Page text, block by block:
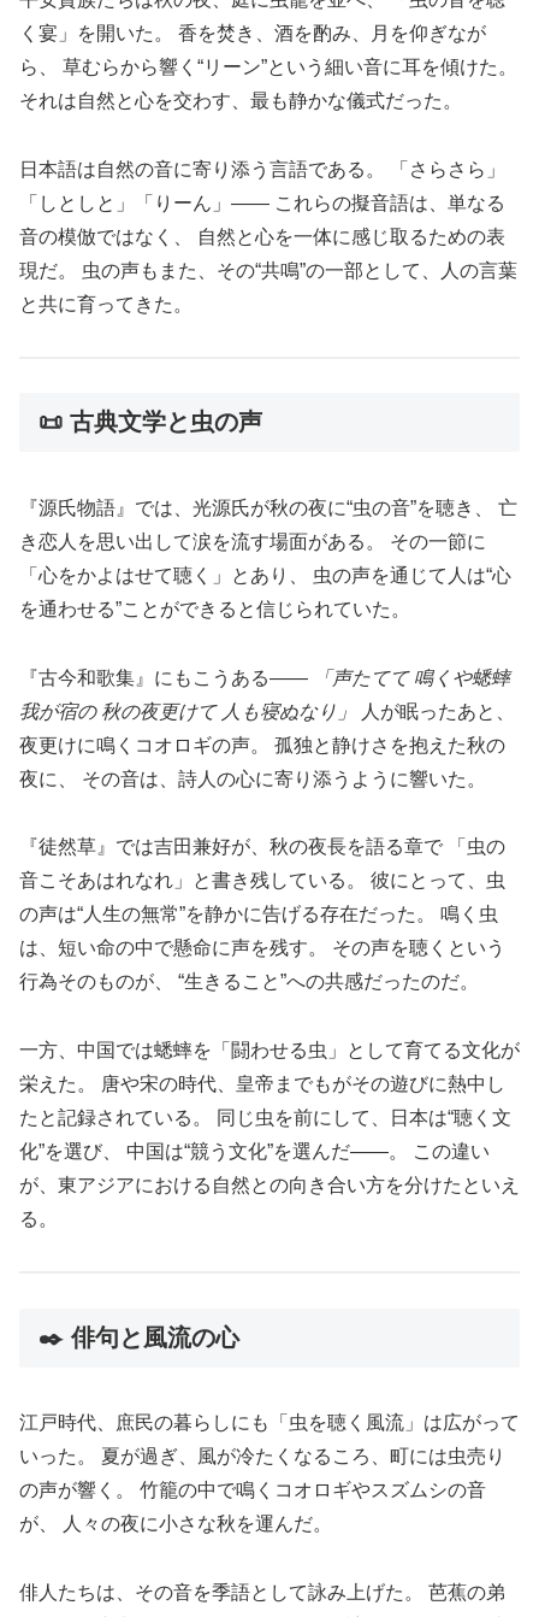
く宴」を開いた。 香を焚き、酒を酌み、月を仰ぎなが
ら、 草むらから響く“リーン”という細い音に耳を傾けた。
それは自然と心を交わす、最も静かな儀式だった。
日本語は自然の音に寄り添う言語である。 「さらさら」
「しとしと」「りーん」―― これらの擬音語は、単なる
音の模倣ではなく、 自然と心を一体に感じ取るための表
現だ。 虫の声もまた、その“共鳴”の一部として、人の言葉
と共に育ってきた。
📜 古典文学と虫の声
『源氏物語』では、光源氏が秋の夜に“虫の音”を聴き、 亡
き恋人を思い出して涙を流す場面がある。 その一節に
「心をかよはせて聴く」とあり、 虫の声を通じて人は“心
を通わせる”ことができると信じられていた。
『古今和歌集』にもこうある――
「声たてて 鳴くや蟋蟀
我が宿の 秋の夜更けて 人も寝ぬなり」
人が眠ったあと、
夜更けに鳴くコオロギの声。 孤独と静けさを抱えた秋の
夜に、 その音は、詩人の心に寄り添うように響いた。
『徒然草』では吉田兼好が、秋の夜長を語る章で 「虫の
音こそあはれなれ」と書き残している。 彼にとって、虫
の声は“人生の無常”を静かに告げる存在だった。 鳴く虫
は、短い命の中で懸命に声を残す。 その声を聴くという
行為そのものが、 “生きること”への共感だったのだ。
一方、中国では蟋蟀を「闘わせる虫」として育てる文化が
栄えた。 唐や宋の時代、皇帝までもがその遊びに熱中し
たと記録されている。 同じ虫を前にして、日本は“聴く文
化”を選び、 中国は“競う文化”を選んだ――。 この違い
が、東アジアにおける自然との向き合い方を分けたといえ
る。
✒️ 俳句と風流の心
江戸時代、庶民の暮らしにも「虫を聴く風流」は広がって
いった。 夏が過ぎ、風が冷たくなるころ、町には虫売り
の声が響く。 竹籠の中で鳴くコオロギやスズムシの音
が、 人々の夜に小さな秋を運んだ。
俳人たちは、その音を季語として詠み上げた。 芭蕉の弟